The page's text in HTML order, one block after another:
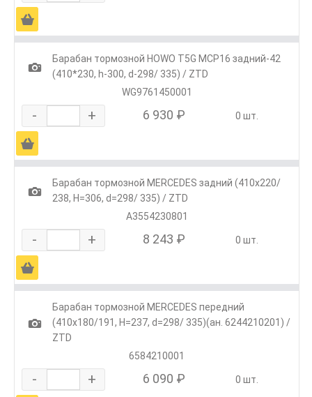
Ä
1
Барабан тормозной HOWO T5G MCP16 задний-42
(410*230, h-300, d-298/ 335) / ZTD
WG9761450001
- + 6 930 ₽ 0 шт.
Ä
1
Барабан тормозной MERCEDES задний (410x220/
238, H=306, d=298/ 335) / ZTD
A3554230801
- + 8 243 ₽ 0 шт.
Ä
1
Барабан тормозной MERCEDES передний
(410x180/191, H=237, d=298/ 335)(ан. 6244210201) /
ZTD
6584210001
- + 6 090 ₽ 0 шт.